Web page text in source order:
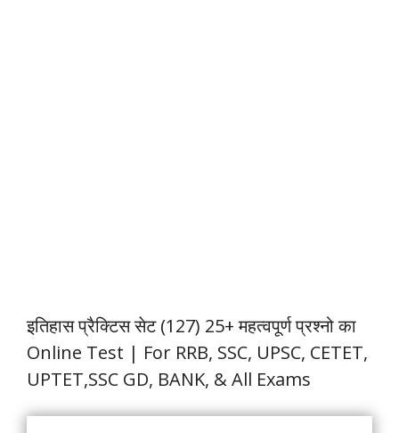
इतिहास प्रैक्टिस सेट (127) 25+ महत्वपूर्ण प्रश्नो का
Online Test | For RRB, SSC, UPSC, CETET,
UPTET,SSC GD, BANK, & All Exams